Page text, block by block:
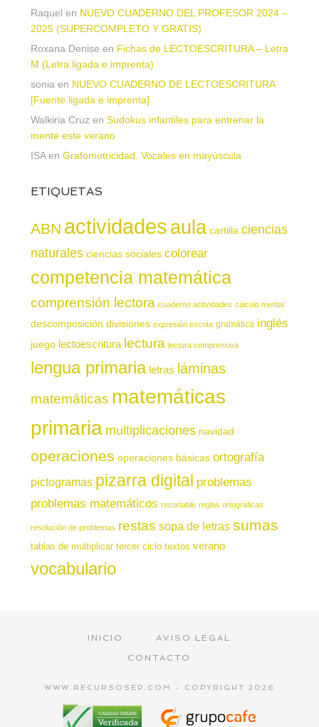
Raquel en NUEVO CUADERNO DEL PROFESOR 2024 –
2025 (SUPERCOMPLETO Y GRATIS)
Roxana Denise en Fichas de LECTOESCRITURA – Letra
M (Letra ligada e imprenta)
sonia en NUEVO CUADERNO DE LECTOESCRITURA
[Fuente ligada e imprenta]
Walkiria Cruz en Sudokus infantiles para entrenar la
mente este verano
ISAen Grafomotricidad. Vocales en mayúscula
ETIQUETAS
ABN actividadesaula cartilla ciencias
naturales ciencias sociales colorear
competencia matemática
comprensión lectora cuaderno actividades cálculo mental
descomposición divisiones expresión escrita gramática inglés
juego lectoescritura lectura lectura comprensiva
lengua primaria letras láminas
matemáticas matemáticas
primaria multiplicaciones navidad
operaciones operaciones básicas ortografía
pictogramas pizarra digital problemas
problemas matemáticos recortable reglas ortográficas
resolución de problemas restas sopa de letras sumas
tablas de multiplicar tercer ciclo textos verano
vocabulario
INICIO
AVISO LEGAL
CONTACTO
WWW.RECURSOSEP.COM - COPYRIGHT 2026